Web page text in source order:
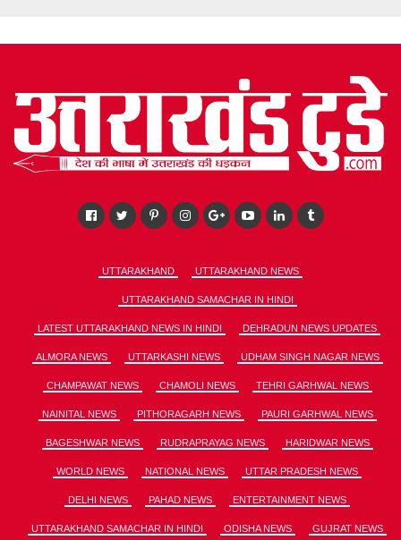
UTTARAKHAND UTTARAKHAND NEWS
UTTARAKHAND SAMACHAR IN HINDI
LATEST UTTARAKHAND NEWS IN HINDI DEHRADUN NEWS UPDATES
ALMORA NEWS UTTARKASHI NEWS UDHAM SINGH NAGAR NEWS
CHAMPAWAT NEWS CHAMOLI NEWS TEHRI GARHWAL NEWS
NAINITAL NEWS PITHORAGARH NEWS PAURI GARHWAL NEWS
BAGESHWAR NEWS RUDRAPRAYAG NEWS HARIDWAR NEWS
WORLD NEWS NATIONAL NEWS UTTAR PRADESH NEWS
DELHI NEWS PAHAD NEWS ENTERTAINMENT NEWS
UTTARAKHAND SAMACHAR IN HINDI ODISHA NEWS GUJRAT NEWS